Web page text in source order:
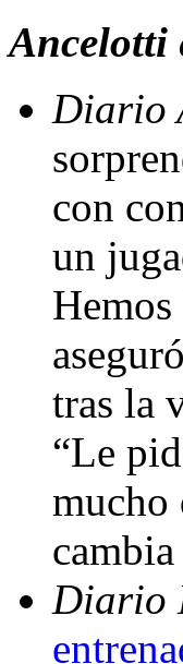
Ancelotti
Diario
con
un
tras la
“Le
mucho
Diario